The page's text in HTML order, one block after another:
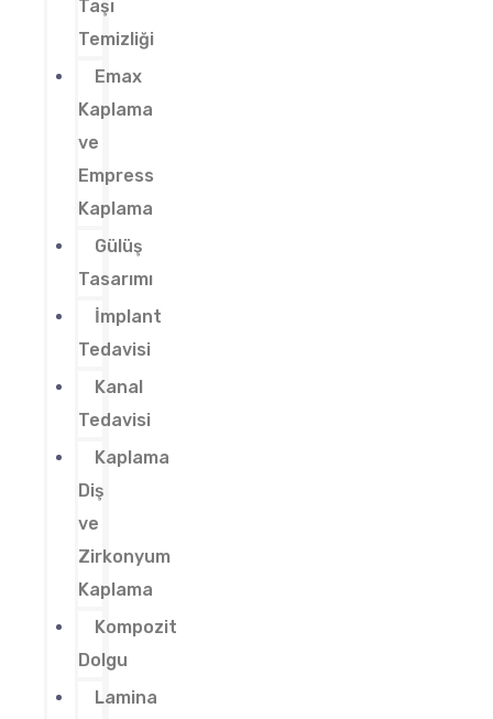
Taşı
Temizliği
Emax
Kaplama
ve
Empress
Kaplama
Gülüş
Tasarımı
İmplant
Tedavisi
Kanal
Tedavisi
Kaplama
Diş
ve
Zirkonyum
Kaplama
Kompozit
Dolgu
Lamina